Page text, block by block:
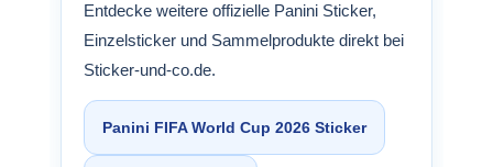
Entdecke weitere offizielle Panini Sticker,
Einzelsticker und Sammelprodukte direkt bei
Sticker-und-co.de.
Panini FIFA World Cup 2026 Sticker